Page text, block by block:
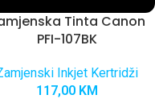
Tinta Canon
PFI-107BK
Inkjet Kertridži
117,00 KM